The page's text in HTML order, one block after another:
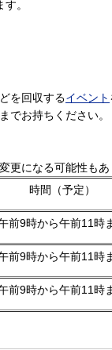
。
を回収するイベント
でお持ちください。
更になる可能性もあ
時間（予定）
前9時から午前11時
前9時から午前11時
前9時から午前11時